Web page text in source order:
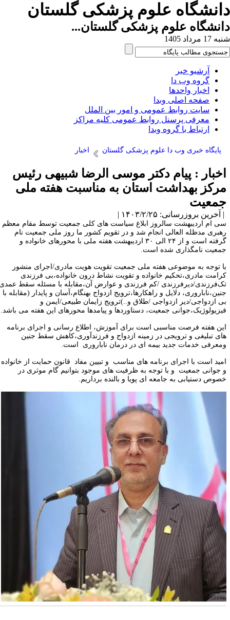
علوم پزشکی گلستان
علوم پزشکی گلستان...
مرداد 1405
آرشیو خبر
گروه وب دا
اخبار واحدها
صفحه اصلی وبدا
سایت روابط عمومی و امور بین الملل
معرفی پرسنل روابط عمومی کلیه مراکز
ارتباط با گروه وبدا
پایگاه خبری وب دا علوم پزشکی گلستان اخبار
: پیام دکتر موسی الرضا شبیهی رئیس
بهداشت استان به مناسبت هفته ملی
بروزرسانی: ۱۴۰۳/۲/۲۵ |
ام اردیبهشت سالروز ابلاغ سیاست های کلی جمعیت توسط مقام معظم
مدظله العالی انجام شد و در تقویم کشور ما روز ملی جمعیت نام
گرفته است و از ۲۴ الی ۳۰ اردیبهشت هفته ملی با محورهای خانواده و
نامگذاری شده است.
توجه به موضوعی هفته ملی جمعیت تقویت هویت مادری/اجرای منشور
مادری،تحکیم خانواده و تقویت نشاط درون خانواده،بی فرزندی
دیرفرزندی /کم فرزندی و عوارض آن،مقابله با مسئله سقط عمدی
دلایل و راهکارها،ترویج ازدواج بهنگام،آسان و پایدار (مقابله با
ازدواجی/دیر ازدواجی /طلاق و..)ترویج زایمان طبیعی/ایمن و
جمعیت، دستاوردها و پیامدها محورهای این هفته می باشد.
هفته فرصت مناسبی است برای آموزش، اطلاع رسانی و اجرای برنامه
تبلیغی و ترویجی در زمینه ازدواج و فرزندآوری،کاهش سقط جنین
خدمات جدید بیمه ای در درمان ناباروری است.
است با اجرای برنامه های مناسب و تبیین مفاد قانون حمایت از خانواده
جوانی جمعیت و با توجه به ظرفیت های موجود بتوانیم گام موثری در
دستیابی به جامعه ای پویا و بالنده برداریم.